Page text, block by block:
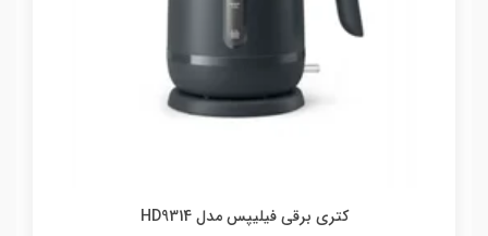
کتری برقی فیلیپس مدل HD9314